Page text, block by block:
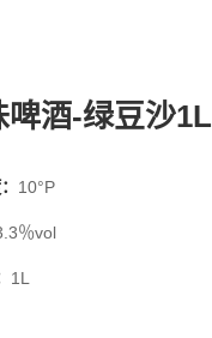
酒-绿豆沙1L
10°P
％vol
1L